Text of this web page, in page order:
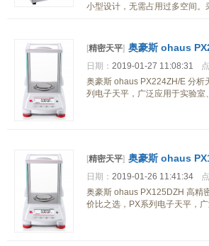
小型设计，无需占用过多空间
[精密天平] 奥豪斯 ohaus
日期： 2019-01-27 11:08:31
奥豪斯 ohaus PX224ZH/E 分析
列电子天平，广泛应用于实验
[精密天平] 奥豪斯 ohaus
日期： 2019-01-26 11:41:34
奥豪斯 ohaus PX125DZH 高精
价比之选，PX系列电子天平，